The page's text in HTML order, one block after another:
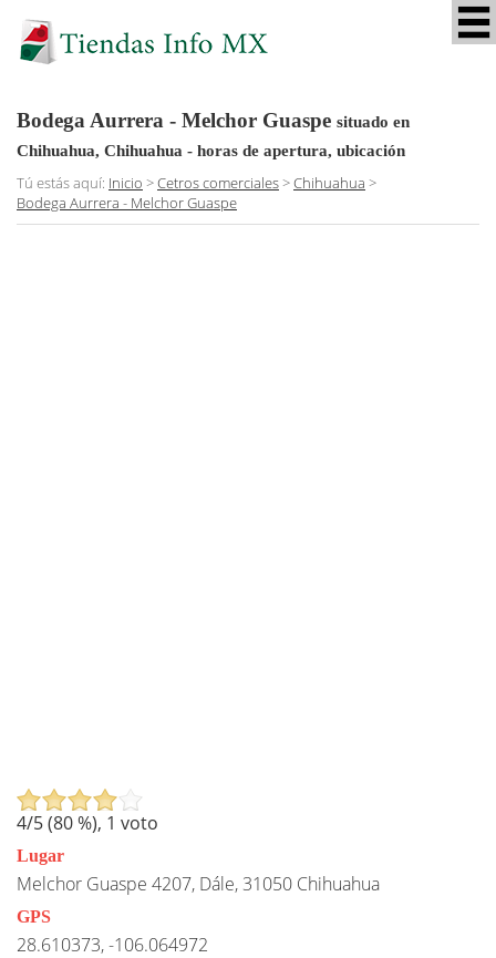
Bodega Aurrera - Melchor Guaspe situado en
Chihuahua, Chihuahua - horas de apertura, ubicación
Tú estás aquí: Inicio >Cetros comerciales>Chihuahua >
Bodega Aurrera - Melchor Guaspe
4/5 (80%), 1 voto
Lugar
Melchor Guaspe 4207, Dále, 31050 Chihuahua
GPS
28.610373, -106.064972